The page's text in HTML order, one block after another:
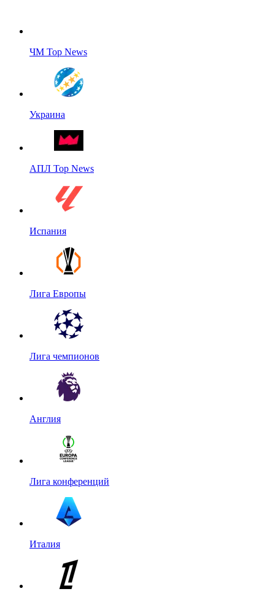
ЧМ Top News
Украина
АПЛ Top News
Испания
Лига Европы
Лига чемпионов
Англия
Лига конференций
Италия